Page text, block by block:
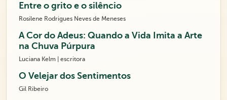
Entre o grito e o silêncio
Rosilene Rodrigues Neves de Meneses
A Cor do Adeus: Quando a Vida Imita a Arte
na Chuva Púrpura
Luciana Kelm | escritora
O Velejar dos Sentimentos
Gil Ribeiro